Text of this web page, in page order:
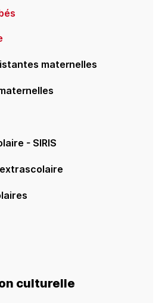
maternelles
- SIRIS
culturelle